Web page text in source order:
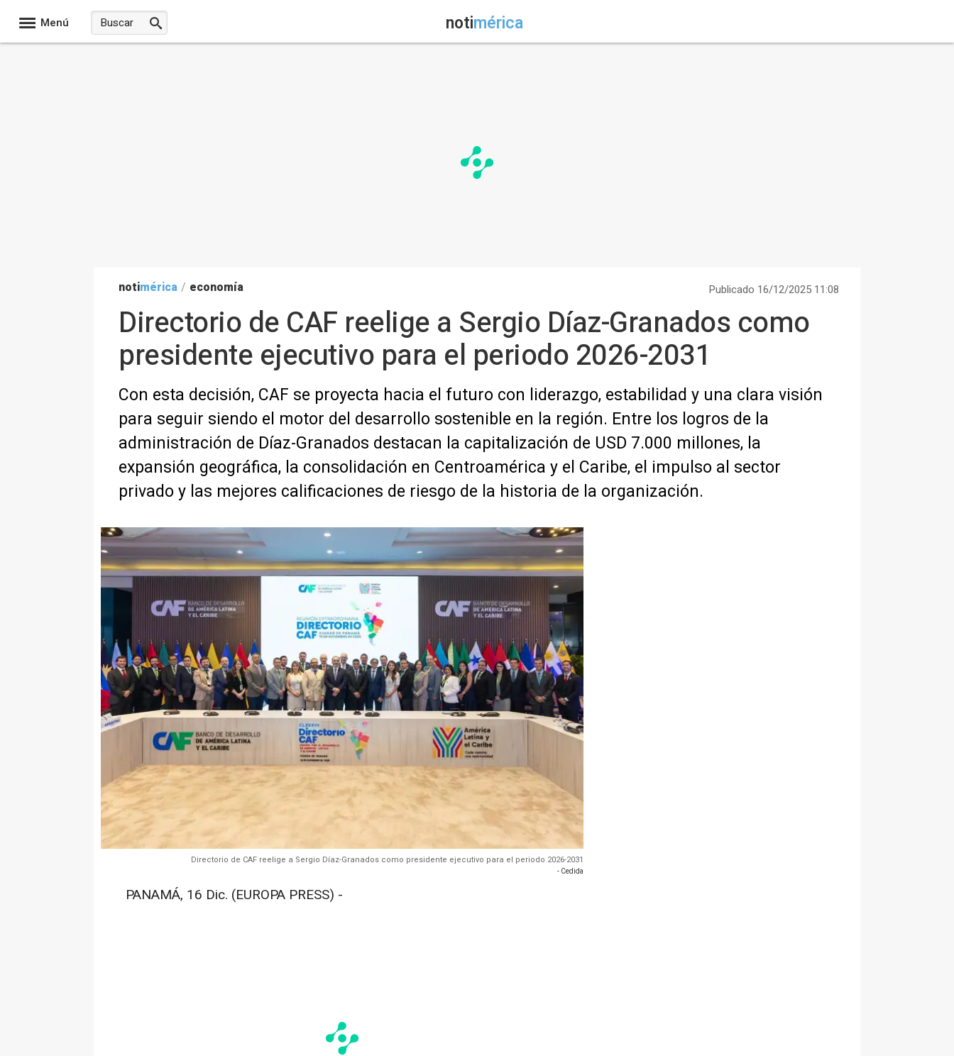
Menú notimérica
notimérica / economía Publicado 16/12/2025 11:08
Directorio de CAF reelige a Sergio Díaz-Granados como
presidente ejecutivo para el periodo 2026-2031
Con esta decisión, CAF se proyecta hacia el futuro con liderazgo, estabilidad y una clara visión
para seguir siendo el motor del desarrollo sostenible en la región. Entre los logros de la
administración de Díaz-Granados destacan la capitalización de USD 7.000 millones, la
expansión geográfica, la consolidación en Centroamérica y el Caribe, el impulso al sector
privado y las mejores calificaciones de riesgo de la historia de la organización.
Directorio de CAF reelige a Sergio Díaz-Granados como presidente ejecutivo para el periodo 2026-2031
- Cedida
PANAMÁ, 16 Dic. (EUROPA PRESS) -